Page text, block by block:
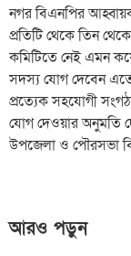
নগর বিএনপির
প্রতিটি থেকে তিন
কমিটিতে নেই এমন
সদস্য যোগ দেবেন
প্রত্যেক সহযোগী
যোগ দেওয়ার অনুমতি
উপজেলা ও পৌরসভা
আরও পড়ুন